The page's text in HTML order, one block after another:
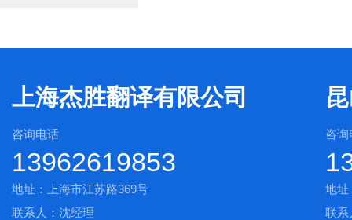
上海杰胜翻译有限公司
咨询电话
13962619853
地址：上海市江苏路369号
联系人：沈经理
咨询
地址
联